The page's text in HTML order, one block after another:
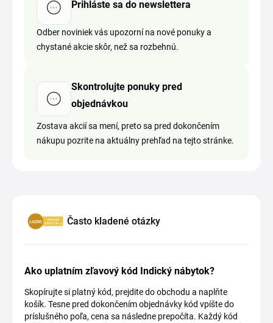
Prihláste sa do newslettera
Odber noviniek vás upozorní na nové ponuky a
chystané akcie skôr, než sa rozbehnú.
Skontrolujte ponuky pred
objednávkou
Zostava akcií sa mení, preto sa pred dokončením
nákupu pozrite na aktuálny prehľad na tejto stránke.
Často kladené otázky
Ako uplatním zľavový kód Indický nábytok?
Skopírujte si platný kód, prejdite do obchodu a naplňte
košík. Tesne pred dokončením objednávky kód vpíšte do
príslušného poľa, cena sa následne prepočíta. Každý kód